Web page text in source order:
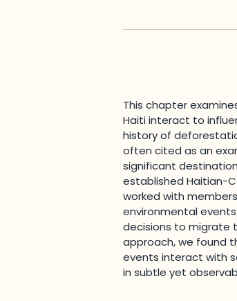
This chapter
Haiti interact to
history of
often cited as an
significant
established Haitian-
worked with
environmental
decisions to migrate
approach, we found
events interact with
in subtle yet